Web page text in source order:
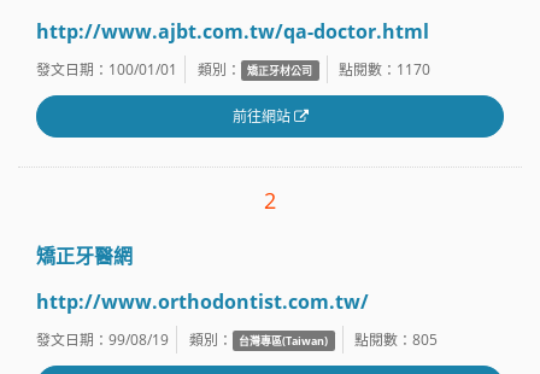
http://www.ajbt.com.tw/qa-doctor.html
發文日期：100/01/01 類別： 矯正牙材公司 點閱數： 1170
前往網站
2
矯正牙醫網
http://www.orthodontist.com.tw/
發文日期：99/08/19 類別： 台灣專區(Taiwan) 點閱數：805